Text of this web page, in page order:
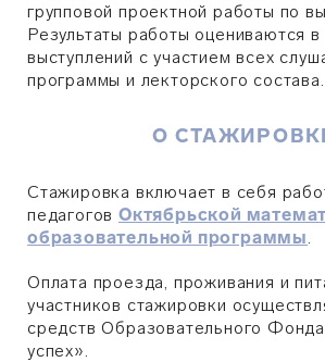
групповой проектной работы по
Результаты работы оцениваются
выступлений с участием всех
программы и лекторского состава.
О
Стажировка включает в себя
педагоговОктябрьской
образовательной программы.
Оплата проезда, проживания и
участников стажировки
средств Образовательного Фонда
успех».